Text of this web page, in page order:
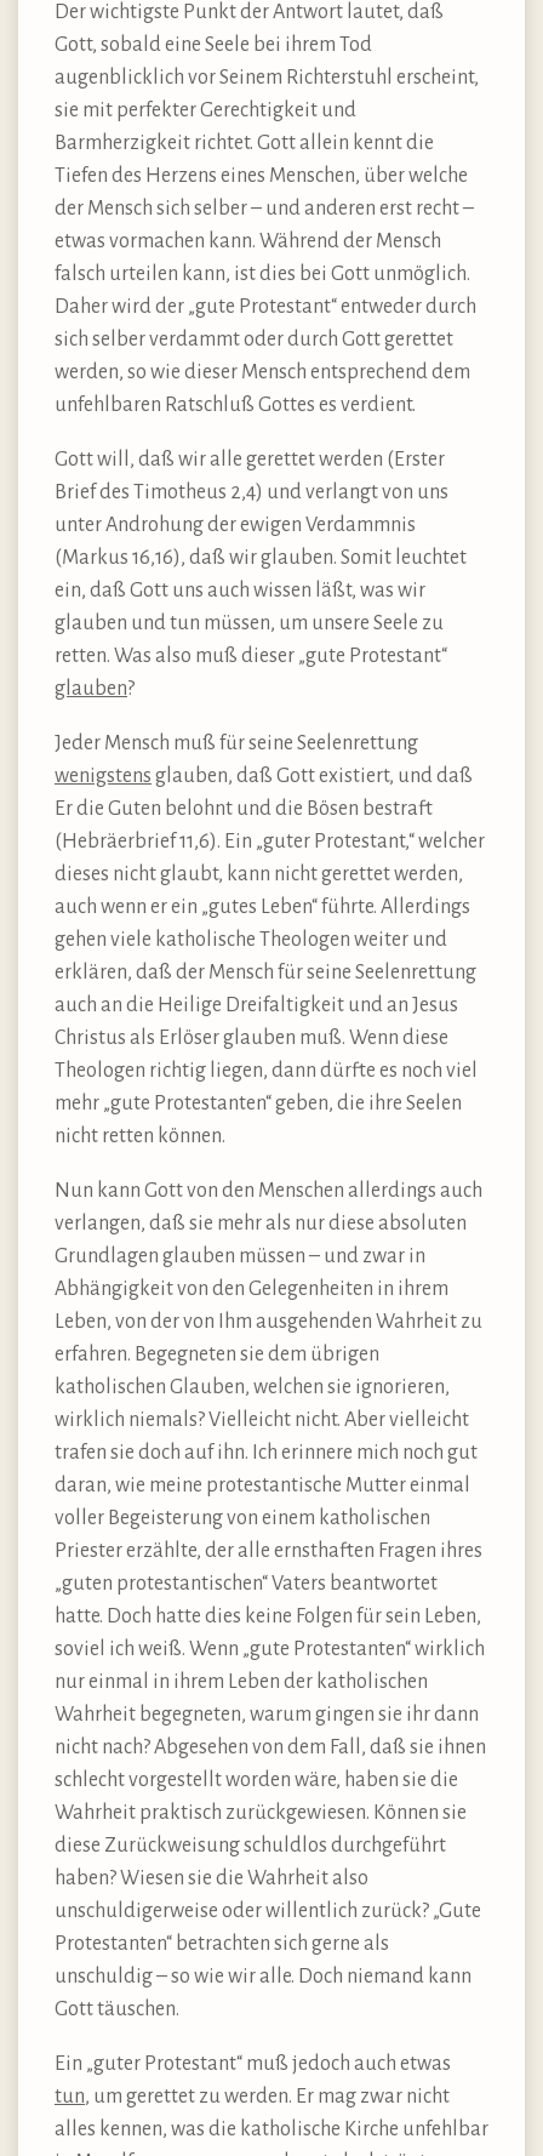
Der wichtigste Punkt der Antwort lautet, daß
Gott, sobald eine Seele bei ihrem Tod
augenblicklich vor Seinem Richterstuhl erscheint,
sie mit perfekter Gerechtigkeit und
Barmherzigkeit richtet. Gott allein kennt die
Tiefen des Herzens eines Menschen, über welche
der Mensch sich selber – und anderen erst recht –
etwas vormachen kann. Während der Mensch
falsch urteilen kann, ist dies bei Gott unmöglich.
Daher wird der „gute Protestant“ entweder durch
sich selber verdammt oder durch Gott gerettet
werden, so wie dieser Mensch entsprechend dem
unfehlbaren Ratschluß Gottes es verdient.
Gott will, daß wir alle gerettet werden (Erster
Brief des Timotheus 2,4) und verlangt von uns
unter Androhung der ewigen Verdammnis
(Markus 16,16), daß wir glauben. Somit leuchtet
ein, daß Gott uns auch wissen läßt, was wir
glauben und tun müssen, um unsere Seele zu
retten. Was also muß dieser „gute Protestant“
glauben?
Jeder Mensch muß für seine Seelenrettung
wenigstens glauben, daß Gott existiert, und daß
Er die Guten belohnt und die Bösen bestraft
(Hebräerbrief 11,6). Ein „guter Protestant,“ welcher
dieses nicht glaubt, kann nicht gerettet werden,
auch wenn er ein „gutes Leben“ führte. Allerdings
gehen viele katholische Theologen weiter und
erklären, daß der Mensch für seine Seelenrettung
auch an die Heilige Dreifaltigkeit und an Jesus
Christus als Erlöser glauben muß. Wenn diese
Theologen richtig liegen, dann dürfte es noch viel
mehr „gute Protestanten“ geben, die ihre Seelen
nicht retten können.
Nun kann Gott von den Menschen allerdings auch
verlangen, daß sie mehr als nur diese absoluten
Grundlagen glauben müssen – und zwar in
Abhängigkeit von den Gelegenheiten in ihrem
Leben, von der von Ihm ausgehenden Wahrheit zu
erfahren. Begegneten sie dem übrigen
katholischen Glauben, welchen sie ignorieren,
wirklich niemals? Vielleicht nicht. Aber vielleicht
trafen sie doch auf ihn. Ich erinnere mich noch gut
daran, wie meine protestantische Mutter einmal
voller Begeisterung von einem katholischen
Priester erzählte, der alle ernsthaften Fragen ihres
„guten protestantischen“ Vaters beantwortet
hatte. Doch hatte dies keine Folgen für sein Leben,
soviel ich weiß. Wenn „gute Protestanten“ wirklich
nur einmal in ihrem Leben der katholischen
Wahrheit begegneten, warum gingen sie ihr dann
nicht nach? Abgesehen von dem Fall, daß sie ihnen
schlecht vorgestellt worden wäre, haben sie die
Wahrheit praktisch zurückgewiesen. Können sie
diese Zurückweisung schuldlos durchgeführt
haben? Wiesen sie die Wahrheit also
unschuldigerweise oder willentlich zurück? „Gute
Protestanten“ betrachten sich gerne als
unschuldig – so wie wir alle. Doch niemand kann
Gott täuschen.
Ein „guter Protestant“ muß jedoch auch etwas
tun, um gerettet zu werden. Er mag zwar nicht
alles kennen, was die katholische Kirche unfehlbar